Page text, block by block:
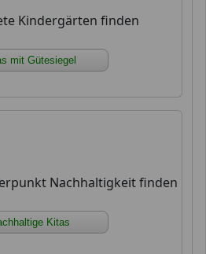
Kindergärten finden
mit Gütesiegel
Nachhaltigkeit finden
Kitas